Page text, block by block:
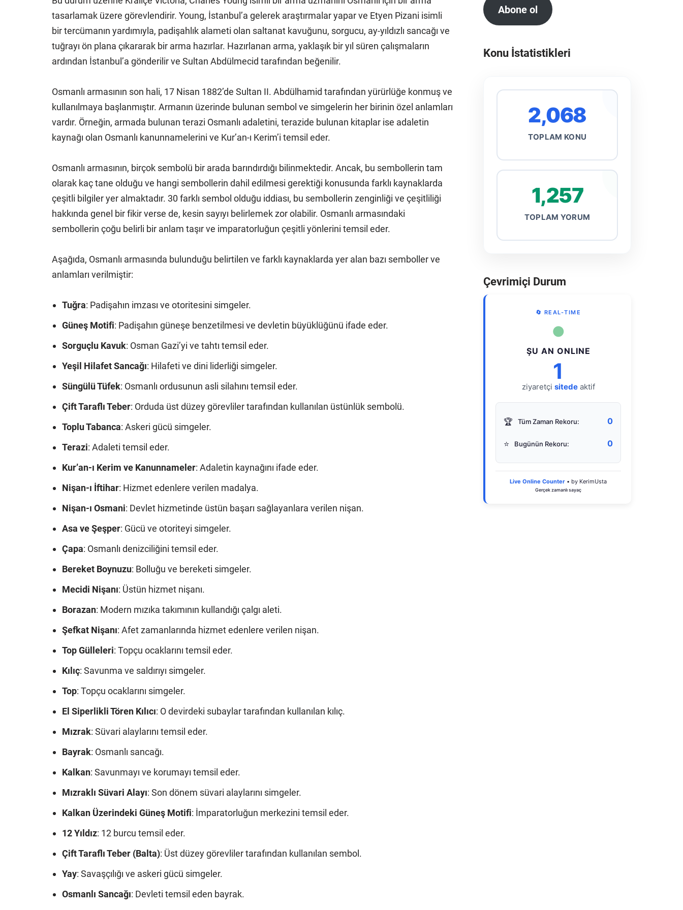
tasarlamak üzere görevlendirir. Young, İstanbul’a gelerek araştırmalar yapar ve Etyen Pizani isimli
bir tercümanın yardımıyla, padişahlık alameti olan saltanat kavuğunu, sorgucu, ay-yıldızlı sancağı ve
tuğrayı ön plana çıkararak bir arma hazırlar. Hazırlanan arma, yaklaşık bir yıl süren çalışmaların
ardından İstanbul’a gönderilir ve Sultan Abdülmecid tarafından beğenilir.
Osmanlı armasının son hali, 17 Nisan 1882’de Sultan II. Abdülhamid tarafından yürürlüğe konmuş ve
kullanılmaya başlanmıştır. Armanın üzerinde bulunan sembol ve simgelerin her birinin özel anlamları
vardır. Örneğin, armada bulunan terazi Osmanlı adaletini, terazide bulunan kitaplar ise adaletin
kaynağı olan Osmanlı kanunnamelerini ve Kur’an-ı Kerim’i temsil eder.
Osmanlı armasının, birçok sembolü bir arada barındırdığı bilinmektedir. Ancak, bu sembollerin tam
olarak kaç tane olduğu ve hangi sembollerin dahil edilmesi gerektiği konusunda farklı kaynaklarda
çeşitli bilgiler yer almaktadır. 30 farklı sembol olduğu iddiası, bu sembollerin zenginliği ve çeşitliliği
hakkında genel bir fikir verse de, kesin sayıyı belirlemek zor olabilir. Osmanlı armasındaki
sembollerin çoğu belirli bir anlam taşır ve imparatorluğun çeşitli yönlerini temsil eder.
Aşağıda, Osmanlı armasında bulunduğu belirtilen ve farklı kaynaklarda yer alan bazı semboller ve
anlamları verilmiştir:
Tuğra: Padişahın imzası ve otoritesini simgeler.
Güneş Motifi: Padişahın güneşe benzetilmesi ve devletin büyüklüğünü ifade eder.
Sorguçlu Kavuk: Osman Gazi’yi ve tahtı temsil eder.
Yeşil Hilafet Sancağı: Hilafeti ve dini liderliği simgeler.
Süngülü Tüfek: Osmanlı ordusunun asli silahını temsil eder.
Çift Taraflı Teber: Orduda üst düzey görevliler tarafından kullanılan üstünlük sembolü.
Toplu Tabanca: Askeri gücü simgeler.
Terazi: Adaleti temsil eder.
Kur’an-ı Kerim ve Kanunnameler: Adaletin kaynağını ifade eder.
Nişan-ı İftihar: Hizmet edenlere verilen madalya.
Nişan-ı Osmani: Devlet hizmetinde üstün başarı sağlayanlara verilen nişan.
Asa ve Şeşper: Gücü ve otoriteyi simgeler.
Çapa: Osmanlı denizciliğini temsil eder.
Bereket Boynuzu: Bolluğu ve bereketi simgeler.
Mecidi Nişanı: Üstün hizmet nişanı.
Borazan: Modern mızıka takımının kullandığı çalgı aleti.
Şefkat Nişanı: Afet zamanlarında hizmet edenlere verilen nişan.
Top Gülleleri: Topçu ocaklarını temsil eder.
Kılıç: Savunma ve saldırıyı simgeler.
Top: Topçu ocaklarını simgeler.
El Siperlikli Tören Kılıcı: O devirdeki subaylar tarafından kullanılan kılıç.
Mızrak: Süvari alaylarını temsil eder.
Bayrak: Osmanlı sancağı.
Kalkan: Savunmayı ve korumayı temsil eder.
Mızraklı Süvari Alayı: Son dönem süvari alaylarını simgeler.
Kalkan Üzerindeki Güneş Motifi: İmparatorluğun merkezini temsil eder.
12 Yıldız: 12 burcu temsil eder.
Çift Taraflı Teber (Balta): Üst düzey görevliler tarafından kullanılan sembol.
Yay: Savaşçılığı ve askeri gücü simgeler.
Osmanlı Sancağı: Devleti temsil eden bayrak.
Abone ol
Konu İstatistikleri
2,068
TOPLAM KONU
1,257
TOPLAM YORUM
Çevrimiçi Durum
🔄 REAL-TIME
●
ŞU AN ONLINE
1
ziyaretçi sitedeaktif
🏆 Tüm Zaman Rekoru: 0
⭐ Bugünün Rekoru: 0
Live Online Counter • by KerimUsta
Gerçek zamanlı sayaç